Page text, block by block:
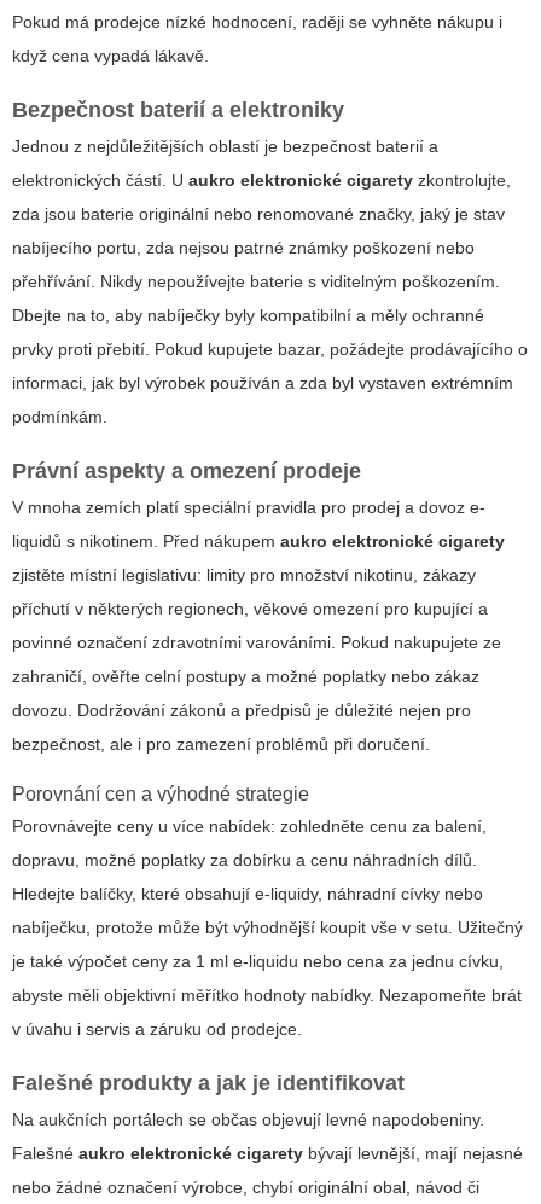
Pokud má prodejce nízké hodnocení, raději se vyhněte nákupu i
když cena vypadá lákavě.
Bezpečnost baterií a elektroniky
Jednou z nejdůležitějších oblastí je bezpečnost baterií a
elektronických částí. U aukro elektronické cigarety zkontrolujte,
zda jsou baterie originální nebo renomované značky, jaký je stav
nabíjecího portu, zda nejsou patrné známky poškození nebo
přehřívání. Nikdy nepoužívejte baterie s viditelným poškozením.
Dbejte na to, aby nabíječky byly kompatibilní a měly ochranné
prvky proti přebití. Pokud kupujete bazar, požádejte prodávajícího o
informaci, jak byl výrobek používán a zda byl vystaven extrémním
podmínkám.
Právní aspekty a omezení prodeje
V mnoha zemích platí speciální pravidla pro prodej a dovoz e-
liquidů s nikotinem. Před nákupem aukro elektronické cigarety
zjistěte místní legislativu: limity pro množství nikotinu, zákazy
příchutí v některých regionech, věkové omezení pro kupující a
povinné označení zdravotními varováními. Pokud nakupujete ze
zahraničí, ověřte celní postupy a možné poplatky nebo zákaz
dovozu. Dodržování zákonů a předpisů je důležité nejen pro
bezpečnost, ale i pro zamezení problémů při doručení.
Porovnání cen a výhodné strategie
Porovnávejte ceny u více nabídek: zohledněte cenu za balení,
dopravu, možné poplatky za dobírku a cenu náhradních dílů.
Hledejte balíčky, které obsahují e-liquidy, náhradní cívky nebo
nabíječku, protože může být výhodnější koupit vše v setu. Užitečný
je také výpočet ceny za 1 ml e-liquidu nebo cena za jednu cívku,
abyste měli objektivní měřítko hodnoty nabídky. Nezapomeňte brát
v úvahu i servis a záruku od prodejce.
Falešné produkty a jak je identifikovat
Na aukčních portálech se občas objevují levné napodobeniny.
Falešné aukro elektronické cigarety bývají levnější, mají nejasné
nebo žádné označení výrobce, chybí originální obal, návod či